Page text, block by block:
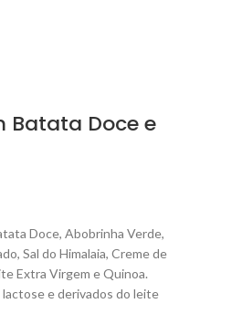
Batata Doce e
Doce, Abobrinha Verde,
Sal do Himalaia, Creme de
Extra Virgem e Quinoa.
e derivados do leite